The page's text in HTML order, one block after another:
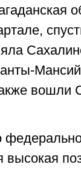
вошли